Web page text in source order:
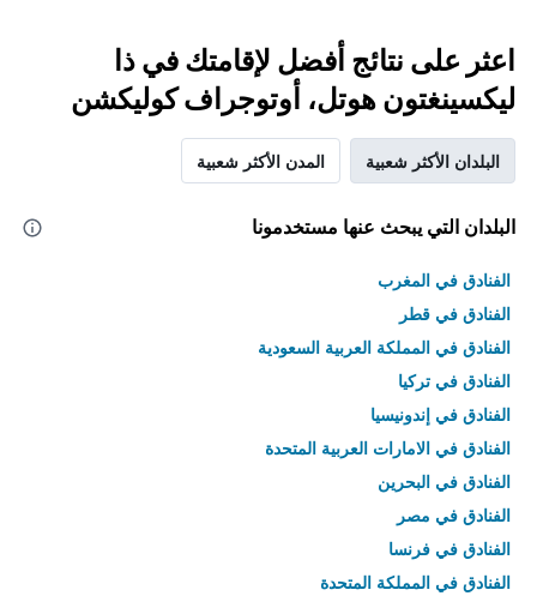
اعثر على نتائج أفضل لإقامتك في ذا
ليكسينغتون هوتل، أوتوجراف كوليكشن
البلدان الأكثر شعبية المدن الأكثر شعبية
البلدان التي يبحث عنها مستخدمونا
الفنادق في المغرب
الفنادق في قطر
الفنادق في المملكة العربية السعودية
الفنادق في تركيا
الفنادق في إندونيسيا
الفنادق في الامارات العربية المتحدة
الفنادق في البحرين
الفنادق في مصر
الفنادق في فرنسا
الفنادق في المملكة المتحدة